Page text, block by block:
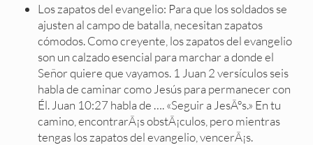
Los zapatos del evangelio: Para que los soldados se
ajusten al campo de batalla, necesitan zapatos
cómodos. Como creyente, los zapatos del evangelio
son un calzado esencial para marchar a donde el
Señor quiere que vayamos. 1 Juan 2 versículos seis
habla de caminar como Jesús para permanecer con
Él. Juan 10:27 habla de …. «Seguir a JesÃºs.» En tu
camino, encontrarÃ¡s obstÃ¡culos, pero mientras
tengas los zapatos del evangelio, vencerÃ¡s.